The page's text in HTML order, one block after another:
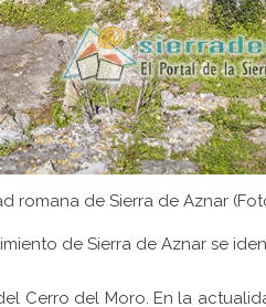
romana de Sierra de Aznar
de Sierra de Aznar se
Cerro del Moro. En la